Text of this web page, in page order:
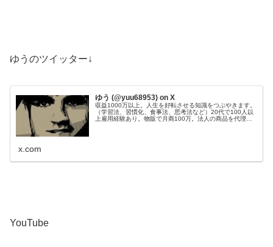
ゆうのツイッター↓
ゆう (@yuu68953) on X
収益1000万以上。人生を好転させる知識をつぶやきます。
（学習法、習慣化、食事法、思考法など）20代で100人以
上雇用経験あり。物販で月商100万。法人の商品を代理販
x.com
YouTube